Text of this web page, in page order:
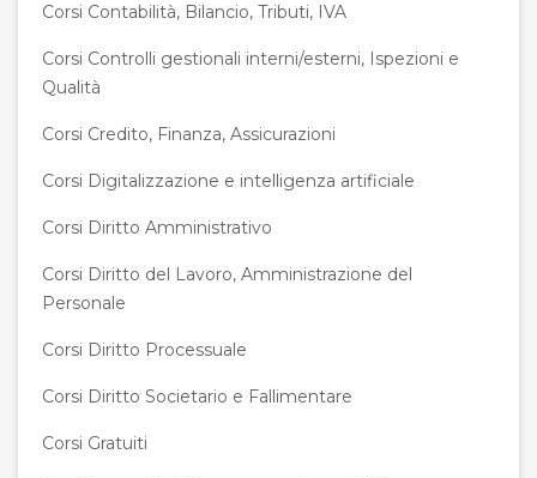
Corsi Contabilità, Bilancio, Tributi, IVA
Corsi Controlli gestionali interni/esterni, Ispezioni e
Qualità
Corsi Credito, Finanza, Assicurazioni
Corsi Digitalizzazione e intelligenza artificiale
Corsi Diritto Amministrativo
Corsi Diritto del Lavoro, Amministrazione del
Personale
Corsi Diritto Processuale
Corsi Diritto Societario e Fallimentare
Corsi Gratuiti